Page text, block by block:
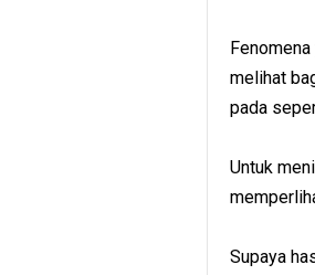
melihat
pada
Untuk
Supaya